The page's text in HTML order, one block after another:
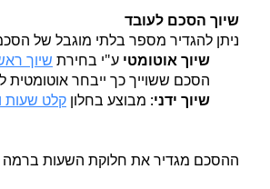
שיוך הסכם לעובד
ניתן להגדיר מספר בלתי מוגבל של
שיוך אוטומטי ע"י בחירת שיוך
הסכם ששוייך כך ייבחר
שיוך ידני: מבוצע בחלון קלט שעות
ההסכם מגדיר את חלוקת השעות ברמה